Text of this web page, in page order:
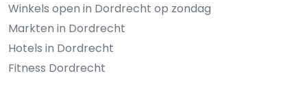
Winkels open in Dordrecht op zondag
Markten in Dordrecht
Hotels in Dordrecht
Fitness Dordrecht